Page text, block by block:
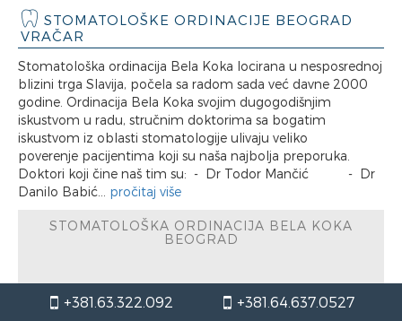
+381.63.322.092 +381.64.637.0527
STOMATOLOŠKE ORDINACIJE BEOGRAD
VRAČAR
Stomatološka ordinacija Bela Koka locirana u nesposrednoj
blizini trga Slavija, počela sa radom sada već davne 2000
godine. Ordinacija Bela Koka svojim dugogodišnjim
iskustvom u radu, stručnim doktorima sa bogatim
iskustvom iz oblasti stomatologije ulivaju veliko
poverenje pacijentima koji su naša najbolja preporuka.
Doktori koji čine naš tim su: - Dr Todor Mančić - Dr
Danilo Babić... pročitaj više
STOMATOLOŠKA ORDINACIJA BELA KOKA
BEOGRAD
radno vreme / Petak